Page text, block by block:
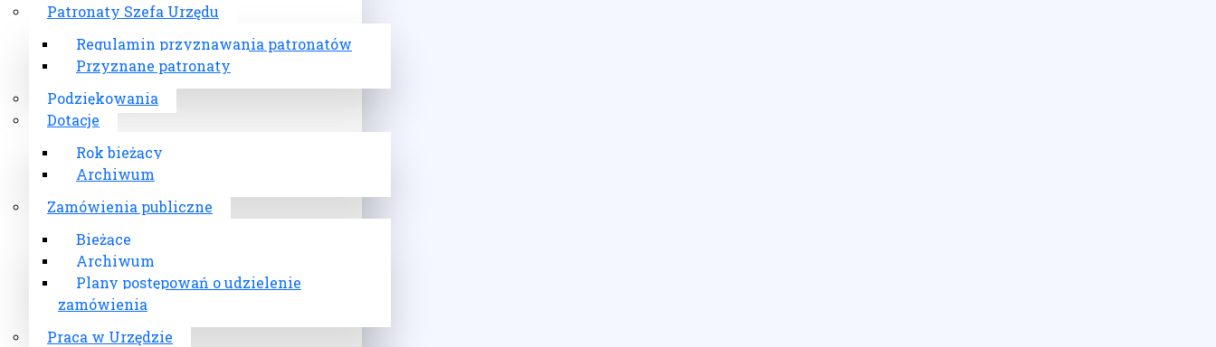
Patronaty Szefa Urzędu
Regulamin przyznawania patronatów
Przyznane patronaty
Podziękowania
Dotacje
Rok bieżący
Archiwum
Zamówienia publiczne
Bieżące
Archiwum
Plany postępowań o udzielenie
zamówienia
Praca w Urzędzie